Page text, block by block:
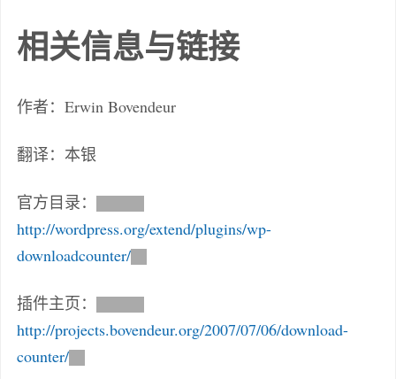
相关信息与链接
作者：Erwin Bovendeur
翻译：本银
官方目录：
http://wordpress.org/extend/plugins/wp-
downloadcounter/
插件主页：
http://projects.bovendeur.org/2007/07/06/download-
counter/